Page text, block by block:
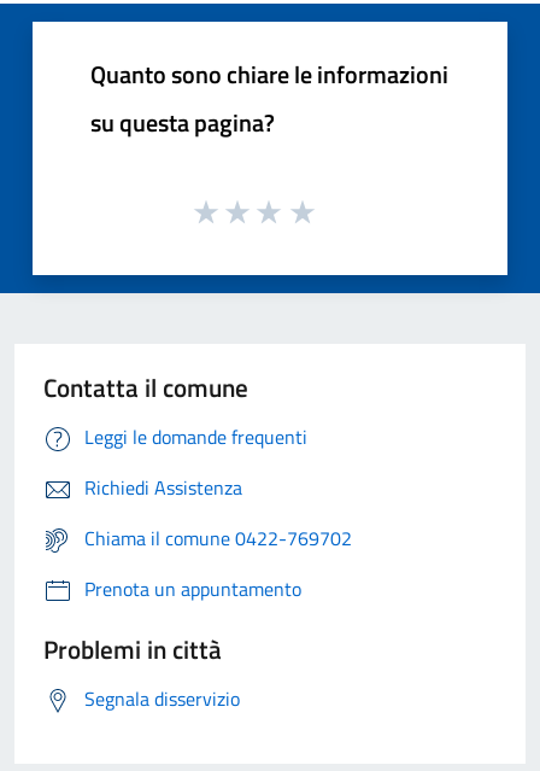
Quanto sono chiare le informazioni
su questa pagina?
Contatta il comune
Leggi le domande frequenti
Richiedi Assistenza
Chiama il comune 0422-769702
Prenota un appuntamento
Problemi in città
Segnala disservizio